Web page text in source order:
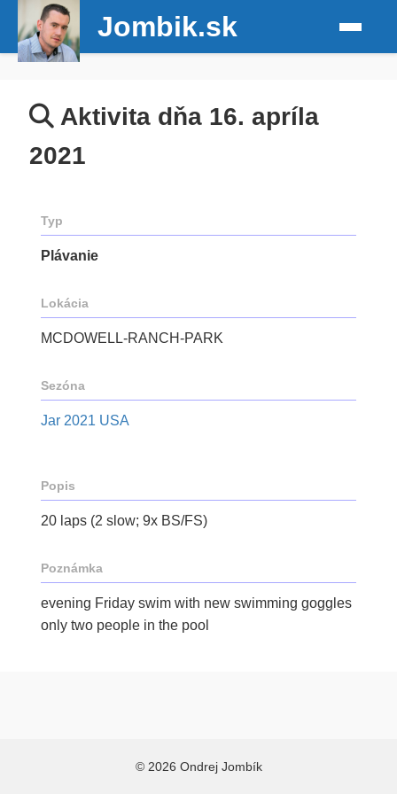
Jombik.sk
Aktivita dňa 16. apríla
2021
Typ
Plávanie
Lokácia
MCDOWELL-RANCH-PARK
Sezóna
Jar 2021 USA
Popis
20 laps (2 slow; 9x BS/FS)
Poznámka
evening Friday swim with new swimming goggles
only two people in the pool
© 2026 Ondrej Jombík